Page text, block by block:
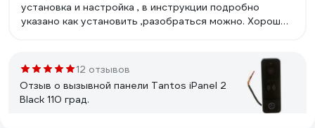
установка и настройка , в инструкции подробно
указано как установить ,разобраться можно. Хорошее
-слышен на весь подъезд и звонок и разговор .
12 отзывов
Отзыв о вызывной панели Tantos iPanel 2
Black 110 град.